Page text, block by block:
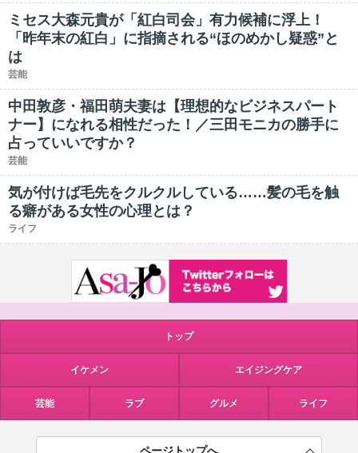
ミセス大森元貴が「紅白司会」有力候補に浮上！
「昨年末の紅白」に指摘される“ほのめかし疑惑”と
は
芸能
中田敦彦・福田萌夫妻は【理想的なビジネスパート
ナー】になれる相性だった！／三田モニカの勝手に
占っていいですか？
芸能
気が付けば毛先をクルクルしている……髪の毛を触
る癖がある女性の心理とは？
ライフ
トップ
イケメン エイジングケア
芸能 ラブ グルメ ライフ